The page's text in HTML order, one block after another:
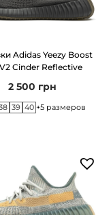
Adidas Yeezy Boost
Cinder Reflective
2 500 грн
39 40 +5 размеров